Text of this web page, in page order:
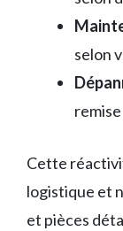
selon
Cette
logistique et
et pièces